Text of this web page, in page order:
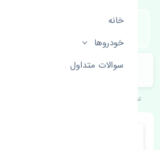
خانه
خودروها
سوالات متداولبلبرینگ چرخ جلو ABS پژو 407 چین
تنشی‌پارت